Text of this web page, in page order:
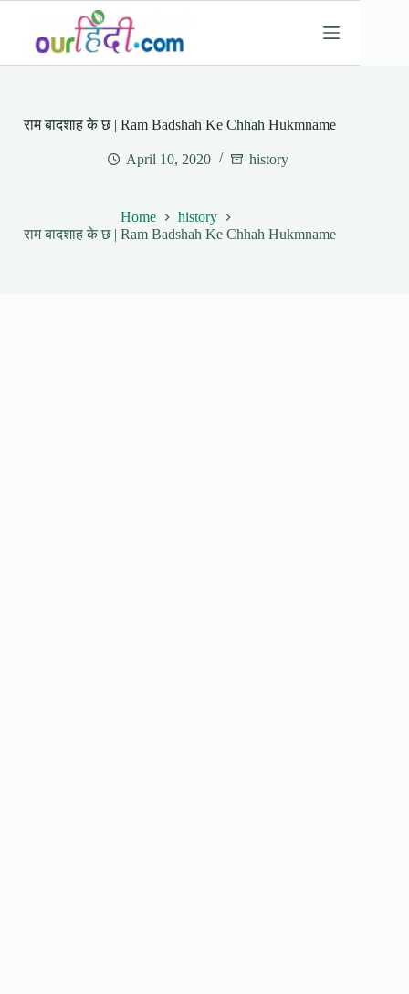
content
राम बादशाह के छ | Ram Badshah Ke Chhah Hukmname
April 10, 2020 history
Home
history
राम बादशाह के छ | Ram Badshah Ke Chhah Hukmname